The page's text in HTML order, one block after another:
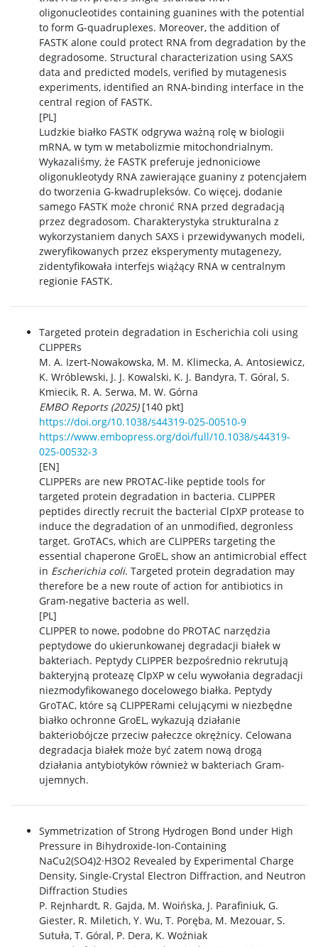
oligonucleotides containing guanines with the potential
to form G-quadruplexes. Moreover, the addition of
FASTK alone could protect RNA from degradation by the
degradosome. Structural characterization using SAXS
data and predicted models, verified by mutagenesis
experiments, identified an RNA-binding interface in the
central region of FASTK.
[PL]
Ludzkie białko FASTK odgrywa ważną rolę w biologii
mRNA, w tym w metabolizmie mitochondrialnym.
Wykazaliśmy, że FASTK preferuje jednoniciowe
oligonukleotydy RNA zawierające guaniny z potencjałem
do tworzenia G-kwadrupleksów. Co więcej, dodanie
samego FASTK może chronić RNA przed degradacją
przez degradosom. Charakterystyka strukturalna z
wykorzystaniem danych SAXS i przewidywanych modeli,
zweryfikowanych przez eksperymenty mutagenezy,
zidentyfikowała interfejs wiążący RNA w centralnym
regionie FASTK.
Targeted protein degradation in Escherichia coli using
CLIPPERs
M. A. Izert-Nowakowska, M. M. Klimecka, A. Antosiewicz,
K. Wróblewski, J. J. Kowalski, K. J. Bandyra, T. Góral, S.
Kmiecik, R. A. Serwa, M. W. Górna
EMBO Reports (2025) [140 pkt]
https://doi.org/10.1038/s44319-025-00510-9
https://www.embopress.org/doi/full/10.1038/s44319-
025-00532-3
[EN]
CLIPPERs are new PROTAC-like peptide tools for
targeted protein degradation in bacteria. CLIPPER
peptides directly recruit the bacterial ClpXP protease to
induce the degradation of an unmodified, degronless
target. GroTACs, which are CLIPPERs targeting the
essential chaperone GroEL, show an antimicrobial effect
in Escherichia coli. Targeted protein degradation may
therefore be a new route of action for antibiotics in
Gram-negative bacteria as well.
[PL]
CLIPPER to nowe, podobne do PROTAC narzędzia
peptydowe do ukierunkowanej degradacji białek w
bakteriach. Peptydy CLIPPER bezpośrednio rekrutują
bakteryjną proteazę ClpXP w celu wywołania degradacji
niezmodyfikowanego docelowego białka. Peptydy
GroTAC, które są CLIPPERami celującymi w niezbędne
białko ochronne GroEL, wykazują działanie
bakteriobójcze przeciw pałeczce okrężnicy. Celowana
degradacja białek może być zatem nową drogą
działania antybiotyków również w bakteriach Gram-
ujemnych.
Symmetrization of Strong Hydrogen Bond under High
Pressure in Bihydroxide-Ion-Containing
NaCu2(SO4)2·H3O2 Revealed by Experimental Charge
Density, Single-Crystal Electron Diffraction, and Neutron
Diffraction Studies
P. Rejnhardt, R. Gajda, M. Woińska, J. Parafiniuk, G.
Giester, R. Miletich, Y. Wu, T. Poręba, M. Mezouar, S.
Sutuła, T. Góral, P. Dera, K. Woźniak